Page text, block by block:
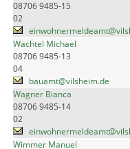
08706 9485-15
02
Wachtel Michael
08706 9485-13
04
bauamt@vilsheim.de
Wagner Bianca
08706 9485-14
02
Wimmer Manuel